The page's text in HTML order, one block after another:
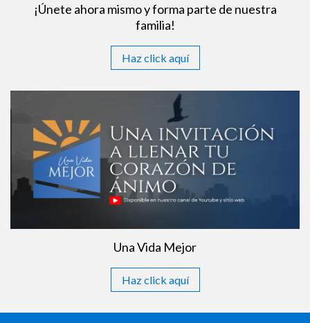
¡Únete ahora mismo y forma parte de nuestra
familia!
Haz click aquí
Una Vida Mejor
Haz click aquí